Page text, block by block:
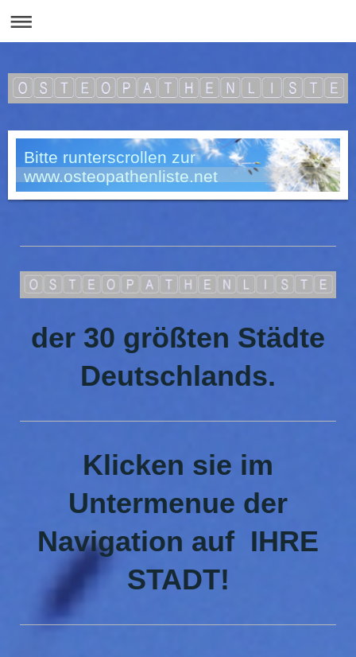
Bitte runterscrollen zur
www.osteopathenliste.net
der 30 größten Städte
Deutschlands.
Klicken sie im
Untermenue der
Navigation auf IHRE
STADT!